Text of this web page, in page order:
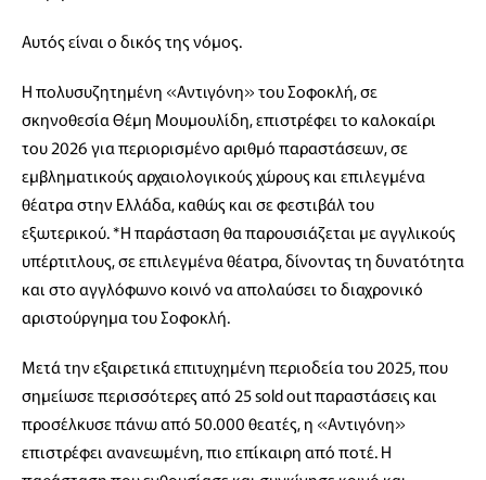
Αυτός είναι ο δικός της νόμος.
Η πολυσυζητημένη «Αντιγόνη» του Σοφοκλή, σε
σκηνοθεσία Θέμη Μουμουλίδη, επιστρέφει το καλοκαίρι
του 2026 για περιορισμένο αριθμό παραστάσεων, σε
εμβληματικούς αρχαιολογικούς χώρους και επιλεγμένα
θέατρα στην Ελλάδα, καθώς και σε φεστιβάλ του
εξωτερικού. *Η παράσταση θα παρουσιάζεται με αγγλικούς
υπέρτιτλους, σε επιλεγμένα θέατρα, δίνοντας τη δυνατότητα
και στο αγγλόφωνο κοινό να απολαύσει το διαχρονικό
αριστούργημα του Σοφοκλή.
Μετά την εξαιρετικά επιτυχημένη περιοδεία του 2025, που
σημείωσε περισσότερες από 25 sold out παραστάσεις και
προσέλκυσε πάνω από 50.000 θεατές, η «Αντιγόνη»
επιστρέφει ανανεωμένη, πιο επίκαιρη από ποτέ. Η